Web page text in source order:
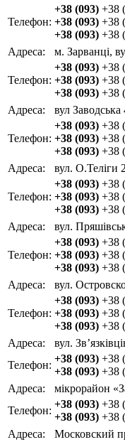
Телефон:
+38 (093) +38
+38 (093) +38
+38 (093) +38
Адреса:
м. Зарванці,
Телефон:
+38 (093) +38
+38 (093) +38
+38 (093) +38
Адреса:
вул Заводська
Телефон:
+38 (093) +38
+38 (093) +38
+38 (093) +38
Адреса:
вул. О.Теліги
Телефон:
+38 (093) +38
+38 (093) +38
+38 (093) +38
Адреса:
вул.
Телефон:
+38 (093) +38
+38 (093) +38
+38 (093) +38
Адреса:
вул.
Телефон:
+38 (093) +38
+38 (093) +38
+38 (093) +38
Адреса:
вул.
Телефон:
+38 (093) +38
+38 (093) +38
Адреса:
мікрорайон
Телефон:
+38 (093) +38
+38 (093) +38
Адреса:
Московский